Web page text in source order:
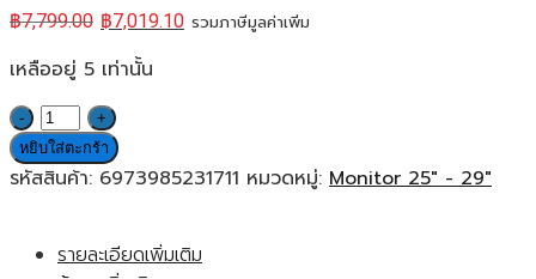
฿7,799.00 ฿7,019.10 รวมภาษีมูลค่าเพิ่ม
เหลืออยู่ 5 เท่านั้น
จำนวน
AOC
Monitor
27"
หยิบใส่ตะกร้า
รหัสสินค้า: 6973985231711 หมวดหมู่: Monitor 25" - 29"
รายละเอียดเพิ่มเติม